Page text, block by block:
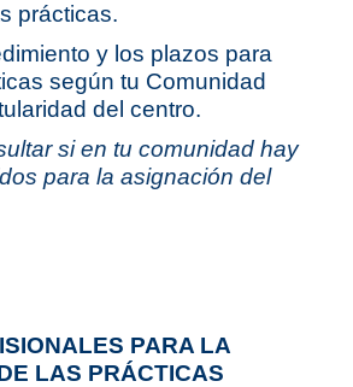
prácticas.
y los plazos para
según tu Comunidad
del centro.
si en tu comunidad hay
para la asignación del
PARA LA
LAS PRÁCTICAS